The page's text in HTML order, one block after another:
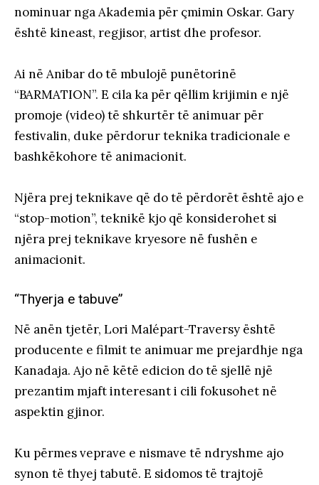
nominuar nga Akademia për çmimin Oskar. Gary
është kineast, regjisor, artist dhe profesor.
Ai në Anibar do të mbulojë punëtorinë
“BARMATION”. E cila ka për qëllim krijimin e një
promoje (video) të shkurtër të animuar për
festivalin, duke përdorur teknika tradicionale e
bashkëkohore të animacionit.
Njëra prej teknikave që do të përdorët është ajo e
“stop-motion”, teknikë kjo që konsiderohet si
njëra prej teknikave kryesore në fushën e
animacionit.
“Thyerja e tabuve”
Në anën tjetër, Lori Malépart-Traversy është
producente e filmit te animuar me prejardhje nga
Kanadaja. Ajo në këtë edicion do të sjellë një
prezantim mjaft interesant i cili fokusohet në
aspektin gjinor.
Ku përmes veprave e nismave të ndryshme ajo
synon të thyej tabutë. E sidomos të trajtojë